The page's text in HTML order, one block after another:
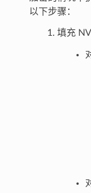
以下步骤：
填充